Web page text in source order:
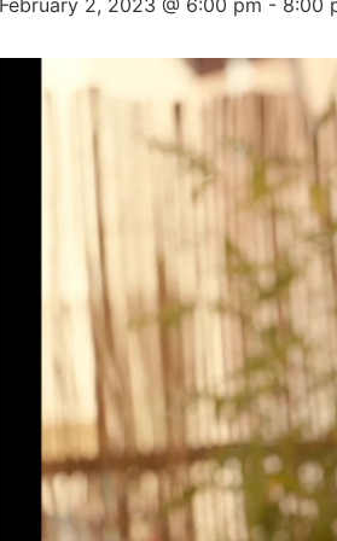
February 2, 2023 @ 6:00 pm - 8:00